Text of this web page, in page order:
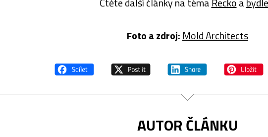
Foto a zdroj: Mold Architects
AUTOR ČLÁNKU